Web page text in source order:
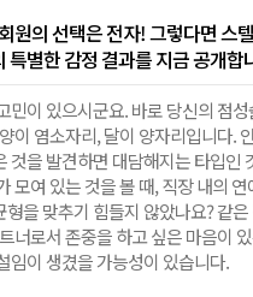
원의 선택은 전자! 그렇다면 스
특별한 감정 결과를 지금 공개합
민이 있으시군요. 바로 당신의 점
이 염소자리, 달이 양자리입니다.
것을 발견하면 대담해지는 타입인
모여 있는 것을 볼 때, 직장 내의
형을 맞추기 힘들지 않았나요? 같
너로서 존중을 하고 싶은 마음이
임이 생겼을 가능성이 있습니다.